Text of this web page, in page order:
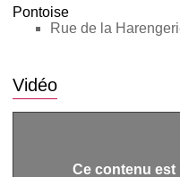
Pontoise
Rue de la
Vidéo
Ce contenu est